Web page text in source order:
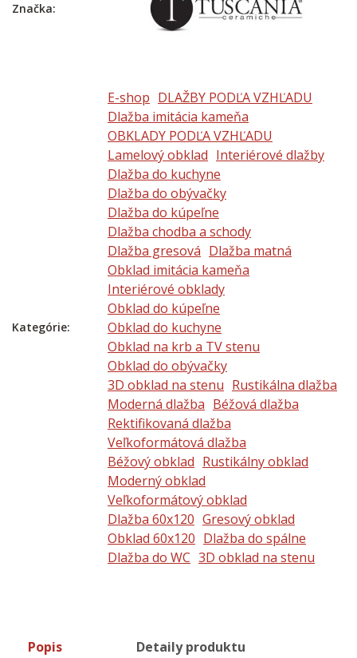
Značka:
Kategórie:
E-shop DLAŽBY PODĽA VZHĽADU
Dlažba imitácia kameňa
OBKLADY PODĽA VZHĽADU
Lamelový obklad Interiérové dlažby
Dlažba do kuchyne
Dlažba do obývačky
Dlažba do kúpeľne
Dlažba chodba a schody
Dlažba gresová Dlažba matná
Obklad imitácia kameňa
Interiérové obklady
Obklad do kúpeľne
Obklad do kuchyne
Obklad na krb a TV stenu
Obklad do obývačky
3D obklad na stenu Rustikálna dlažba
Moderná dlažba Béžová dlažba
Rektifikovaná dlažba
Veľkoformátová dlažba
Béžový obklad Rustikálny obklad
Moderný obklad
Veľkoformátový obklad
Dlažba 60x120 Gresový obklad
Obklad 60x120 Dlažba do spálne
Dlažba do WC 3D obklad na stenu
Popis Detaily produktu